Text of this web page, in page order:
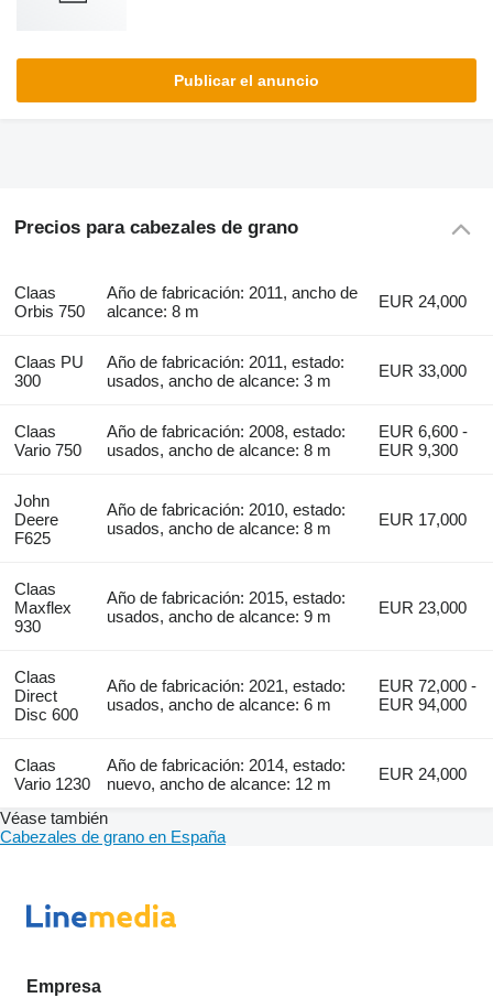
Publicar el anuncio
Precios para cabezales de grano
Claas
Orbis 750
Año de fabricación: 2011, ancho de
alcance: 8 m
EUR 24,000
Claas PU
300
Año de fabricación: 2011, estado:
usados, ancho de alcance: 3 m
EUR 33,000
Claas
Vario 750
Año de fabricación: 2008, estado:
usados, ancho de alcance: 8 m
EUR 6,600 -
EUR 9,300
John
Deere
F625
Año de fabricación: 2010, estado:
usados, ancho de alcance: 8 m
EUR 17,000
Claas
Maxflex
930
Año de fabricación: 2015, estado:
usados, ancho de alcance: 9 m
EUR 23,000
Claas
Direct
Disc 600
Año de fabricación: 2021, estado:
usados, ancho de alcance: 6 m
EUR 72,000 -
EUR 94,000
Claas
Vario 1230
Año de fabricación: 2014, estado:
nuevo, ancho de alcance: 12 m
EUR 24,000
Véase también
Cabezales de grano en España
Empresa